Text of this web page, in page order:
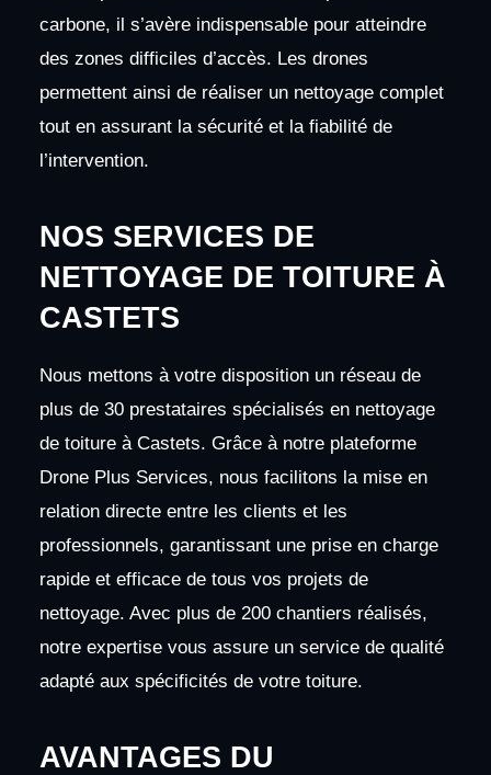
carbone, il s’avère indispensable pour atteindre
des zones difficiles d’accès. Les drones
permettent ainsi de réaliser un nettoyage complet
tout en assurant la sécurité et la fiabilité de
l’intervention.
NOS SERVICES DE
NETTOYAGE DE TOITURE À
CASTETS
Nous mettons à votre disposition un réseau de
plus de 30 prestataires spécialisés en nettoyage
de toiture à Castets. Grâce à notre plateforme
Drone Plus Services, nous facilitons la mise en
relation directe entre les clients et les
professionnels, garantissant une prise en charge
rapide et efficace de tous vos projets de
nettoyage. Avec plus de 200 chantiers réalisés,
notre expertise vous assure un service de qualité
adapté aux spécificités de votre toiture.
AVANTAGES DU